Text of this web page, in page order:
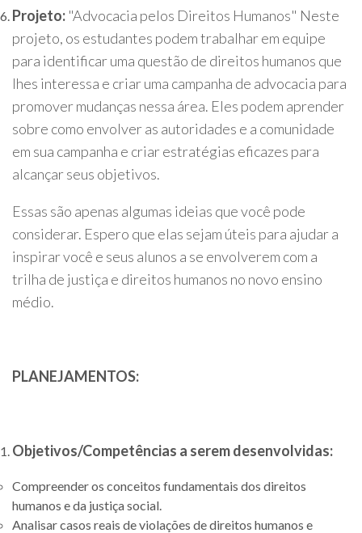
Projeto: "Advocacia pelos Direitos Humanos" Neste
projeto, os estudantes podem trabalhar em equipe
para identificar uma questão de direitos humanos que
lhes interessa e criar uma campanha de advocacia para
promover mudanças nessa área. Eles podem aprender
sobre como envolver as autoridades e a comunidade
em sua campanha e criar estratégias eficazes para
alcançar seus objetivos.
Essas são apenas algumas ideias que você pode
considerar. Espero que elas sejam úteis para ajudar a
inspirar você e seus alunos a se envolverem com a
trilha de justiça e direitos humanos no novo ensino
médio.
PLANEJAMENTOS:
Objetivos/Competências a serem desenvolvidas:
Compreender os conceitos fundamentais dos direitos
humanos e da justiça social.
Analisar casos reais de violações de direitos humanos e